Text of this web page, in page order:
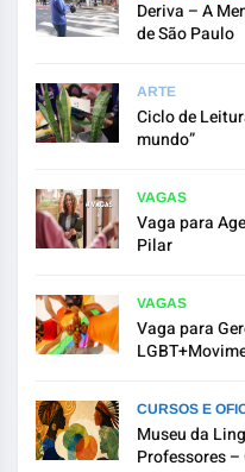
Deriva – A
de São Paulo
ARTE
Ciclo de
mundo”
VAGAS
Vaga para
Pilar
VAGAS
Vaga para
CURSOS E
Museu da
Professores